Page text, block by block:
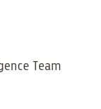
Team